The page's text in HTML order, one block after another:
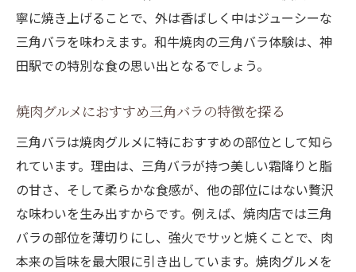
解説
三角バラは牛のどの部位か焼肉で徹底チェ
ック
焼肉好きが知るべき三角バラの部位の見分
焼肉体験が変わる三角バラの部位知識を深
和牛焼肉三角バラの部位が持つ旨みの理由
焼肉で味わう三角バラの部位ごとの食感の
違い
寧に焼き上げることで、外は香ばしく中はジューシーな
三角バラを味わえます。和牛焼肉の三角バラ体験は、神
田駅での特別な食の思い出となるでしょう。
焼肉グルメにおすすめ三角バラの特徴を探る
三角バラは焼肉グルメに特におすすめの部位として知ら
れています。理由は、三角バラが持つ美しい霜降りと脂
の甘さ、そして柔らかな食感が、他の部位にはない贅沢
な味わいを生み出すからです。例えば、焼肉店では三角
バラの部位を薄切りにし、強火でサッと焼くことで、肉
本来の旨味を最大限に引き出しています。焼肉グルメを